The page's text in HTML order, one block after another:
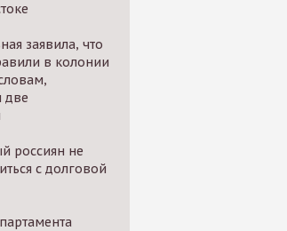
заявила, что
в колонии
две
россиян не
с долговой